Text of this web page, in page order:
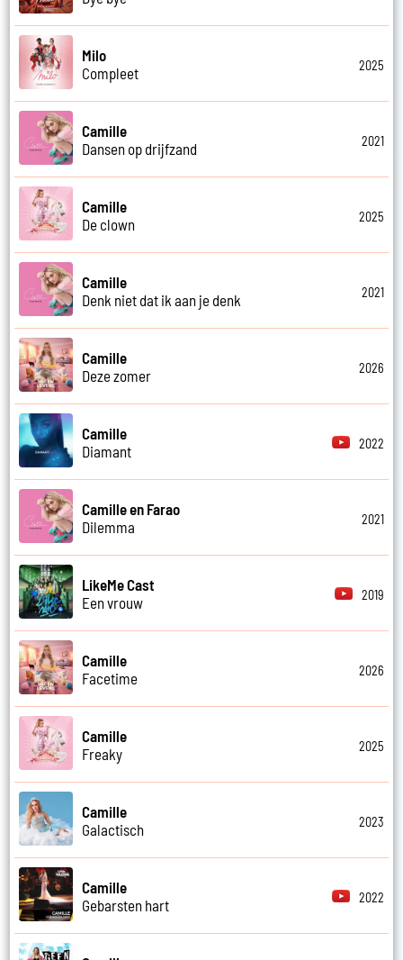
Milo
Compleet
2025
Camille
Dansen op drijfzand
2021
Camille
De clown
2025
Camille
Denk niet dat ik aan je denk
2021
Camille
Deze zomer
2026
Camille
Diamant
2022
Camille en Farao
Dilemma
2021
LikeMe Cast
Een vrouw
2019
Camille
Facetime
2026
Camille
Freaky
2025
Camille
Galactisch
2023
Camille
Gebarsten hart
2022